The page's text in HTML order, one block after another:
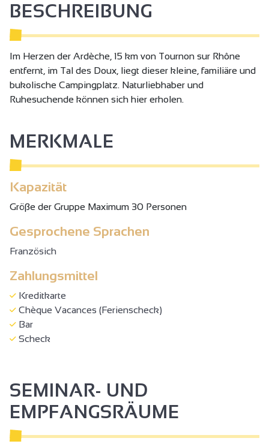
BESCHREIBUNG
Im Herzen der Ardèche, 15 km von Tournon sur Rhône
entfernt, im Tal des Doux, liegt dieser kleine, familiäre und
bukolische Campingplatz. Naturliebhaber und
Ruhesuchende können sich hier erholen.
MERKMALE
Kapazität
Gröβe der Gruppe Maximum 30 Personen
Gesprochene Sprachen
Französich
Zahlungsmittel
Kreditkarte
Chèque Vacances (Ferienscheck)
Bar
Scheck
SEMINAR- UND
EMPFANGSRÄUME